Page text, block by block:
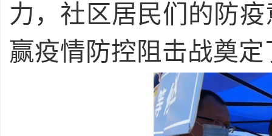
力，社区居民们的防
赢疫情防控阻击战奠